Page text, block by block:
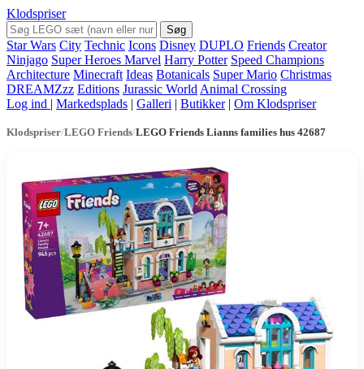
Klodspriser
Søg
Star Wars City Technic Icons Disney DUPLO Friends Creator
Ninjago Super Heroes Marvel Harry Potter Speed Champions
Architecture Minecraft Ideas Botanicals Super Mario Christmas
DREAMZzz Editions Jurassic World Animal Crossing
Log ind | Markedsplads | Galleri | Butikker | Om Klodspriser
Klodspriser/LEGO Friends/LEGO Friends Lianns families hus 42687